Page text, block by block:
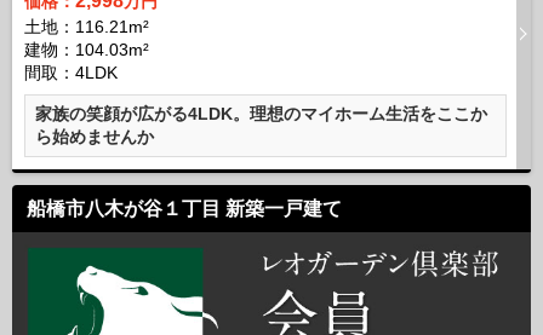
土地：116.21m²
建物：104.03m²
間取：4LDK
家族の笑顔が広がる4LDK。理想のマイホーム生活をここか
ら始めませんか
船橋市八木が谷１丁目 新築一戸建て